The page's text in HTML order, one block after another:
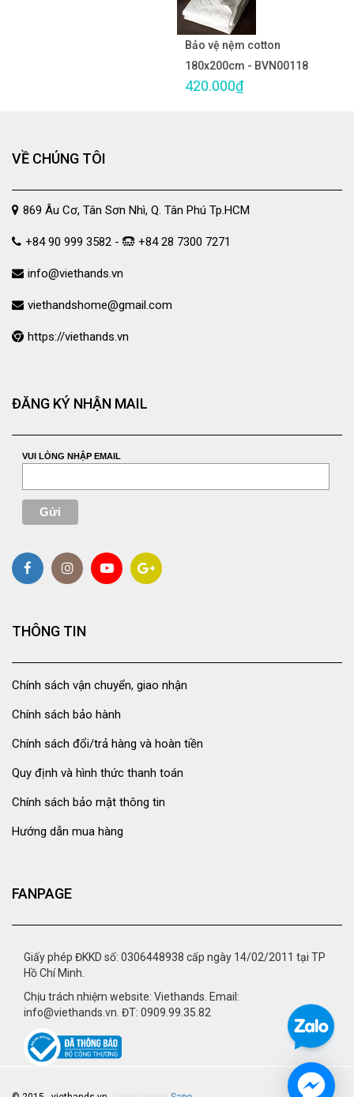
Bảo vệ nệm cotton
180x200cm - BVN00118
420.000₫
VỀ CHÚNG TÔI
869 Âu Cơ, Tân Sơn Nhì, Q. Tân Phú Tp.HCM
+84 90 999 3582 - +84 28 7300 7271
info@viethands.vn
viethandshome@gmail.com
https://viethands.vn
ĐĂNG KÝ NHẬN MAIL
VUI LÒNG NHẬP EMAIL
THÔNG TIN
Chính sách vận chuyển, giao nhận
Chính sách bảo hành
Chính sách đổi/trả hàng và hoàn tiền
Quy định và hình thức thanh toán
Chính sách bảo mật thông tin
Hướng dẫn mua hàng
FANPAGE
Giấy phép ĐKKD số: 0306448938 cấp ngày 14/02/2011 tại TP
Hồ Chí Minh.
Chịu trách nhiệm website: Viethands. Email:
info@viethands.vn. ĐT: 0909.99.35.82